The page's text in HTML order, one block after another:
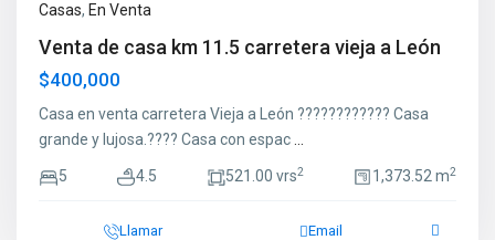
Casas, En Venta
Venta de casa km 11.5 carretera vieja a León
$400,000
Casa en venta carretera Vieja a León ???????????? Casa
grande y lujosa.???? Casa con espac
5 4.5 521.00 vrs2 1,373.52 m2
Llamar Email